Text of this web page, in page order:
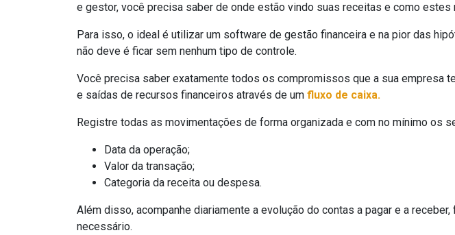
e gestor, você precisa saber de onde estão vindo suas receitas e como
Para isso, o ideal é utilizar um software de gestão financeira e na pior das
não deve é ficar sem nenhum tipo de controle.
Você precisa saber exatamente todos os compromissos que a sua empresa
e saídas de recursos financeiros através de um fluxo de caixa.
Registre todas as movimentações de forma organizada e com no mínimo os
Data da operação;
Valor da transação;
Categoria da receita ou despesa.
Além disso, acompanhe diariamente a evolução do contas a pagar e a
necessário.